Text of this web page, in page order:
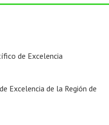
de Excelencia
Excelencia de la Región de